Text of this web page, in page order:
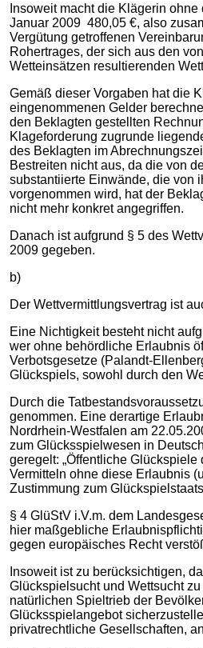
Insoweit macht die Klägerin
Januar 2009 480,05 €, also
Vergütung getroffenen
Rohertrages, der sich aus den
Wetteinsätzen resultierenden
Gemäß dieser Vorgaben hat die
eingenommenen Gelder
den Beklagten gestellten
Klageforderung zugrunde
des Beklagten im
Bestreiten nicht aus, da die von
substantiierte Einwände, die von
vorgenommen wird, hat der
nicht mehr konkret angegriffen.
Danach ist aufgrund § 5 des
2009 gegeben.
b)
Der Wettvermittlungsvertrag ist
Eine Nichtigkeit besteht nicht
wer ohne behördliche Erlaubnis
Verbotsgesetze (Palandt-
Glückspiels, sowohl durch den
Durch die
genommen. Eine derartige
Nordrhein-Westfalen am
zum Glücksspielwesen in
geregelt: „Öffentliche
Vermitteln ohne diese Erlaubnis
Zustimmung zum
§ 4 GlüStV i.V.m. dem
hier maßgebliche
gegen europäisches Recht
Insoweit ist zu berücksichtigen,
Glückspielsucht und Wettsucht
natürlichen Spieltrieb der
Glücksspielangebot
privatrechtliche Gesellschaften,